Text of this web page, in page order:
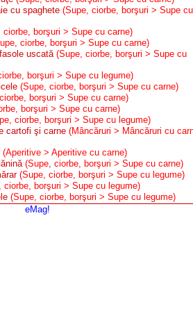
cu spaghete (Supe, ciorbe, borşuri > Supe cu
ciorbe, borşuri > Supe cu carne)
ciorbe, borşuri > Supe cu carne)
uscată (Supe, ciorbe, borşuri > Supe cu
borşuri > Supe cu legume)
(Supe, ciorbe, borşuri > Supe cu carne)
borşuri > Supe cu carne)
borşuri > Supe cu carne)
ciorbe, borşuri > Supe cu legume)
cartofi şi carne (Mâncăruri > Mâncăruri cu
(Aperitive > Aperitive cu carne)
(Supe, ciorbe, borşuri > Supe cu carne)
(Supe, ciorbe, borşuri > Supe cu legume)
ciorbe, borşuri > Supe cu legume)
(Supe, ciorbe, borşuri > Supe cu legume)
eMag!